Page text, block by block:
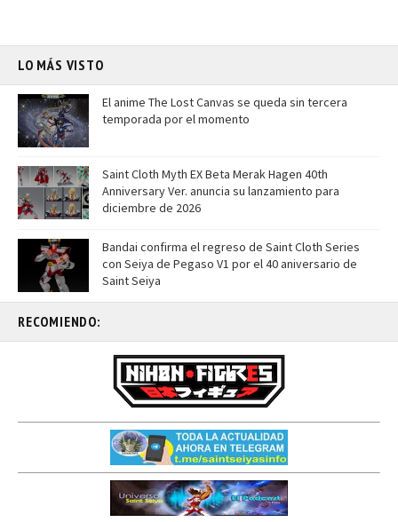
LO MÁS VISTO
El anime The Lost Canvas se queda sin tercera
temporada por el momento
Saint Cloth Myth EX Beta Merak Hagen 40th
Anniversary Ver. anuncia su lanzamiento para
diciembre de 2026
Bandai confirma el regreso de Saint Cloth Series
con Seiya de Pegaso V1 por el 40 aniversario de
Saint Seiya
RECOMIENDO: